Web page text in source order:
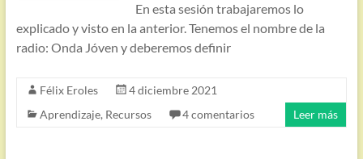
En esta sesión trabajaremos lo
explicado y visto en la anterior. Tenemos el nombre de la
radio: Onda Jóven y deberemos definir
Félix Eroles
4 diciembre 2021
Aprendizaje, Recursos 4 comentarios Leer más